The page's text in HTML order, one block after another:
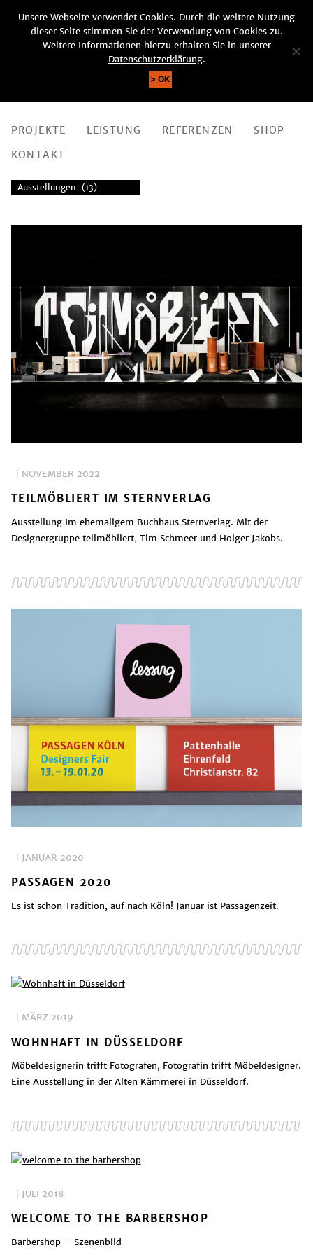
DE |EN
SUCHE
PROJEKTE LEISTUNG REFERENZEN
SHOP
KONTAKT
Ausstellungen (13)
| NOVEMBER 2022
TEILMÖBLIERT IM STERNVERLAG
Ausstellung Im ehemaligem Buchhaus Sternverlag. Mit der
Designergruppe teilmöbliert, Tim Schmeer und Holger Jakobs.
| JANUAR 2020
PASSAGEN 2020
Es ist schon Tradition, auf nach Köln! Januar ist Passagenzeit.
| MÄRZ 2019
WOHNHAFT IN DÜSSELDORF
Möbeldesignerin trifft Fotografen, Fotografin trifft Möbeldesigner.
Eine Ausstellung in der Alten Kämmerei in Düsseldorf.
| JULI 2018
WELCOME TO THE BARBERSHOP
Barbershop – Szenenbild
Unsere Webseite verwendet Cookies. Durch die weitere Nutzung
dieser Seite stimmen Sie der Verwendung von Cookies zu.
Weitere Informationen hierzu erhalten Sie in unserer
Datenschutzerklärung.
OK